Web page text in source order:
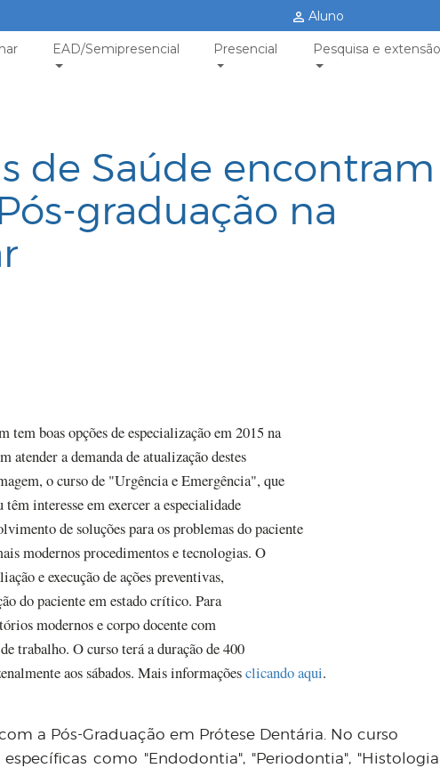
Aluno
EAD/Semipresencial Presencial Pesquisa e extensão
de Saúde encontram
graduação na
boas opções de especialização em 2015 na
atender a demanda de atualização destes
o curso de "Urgência e Emergência", que
interesse em exercer a especialidade
de soluções para os problemas do paciente
modernos procedimentos e tecnologias. O
e execução de ações preventivas,
do paciente em estado crítico. Para
modernos e corpo docente com
trabalho. O curso terá a duração de 400
aos sábados. Mais informaçõesclicando aqui.
a Pós-Graduação em Prótese Dentária. No curso
como "Endodontia", "Periodontia",